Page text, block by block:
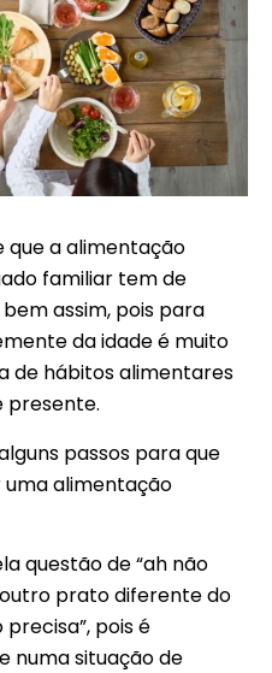
que a alimentação
familiar tem de
assim, pois para
da idade é muito
de hábitos alimentares
presente.
passos para que
alimentação
questão de “ah não
prato diferente do
precisa”, pois é
numa situação de